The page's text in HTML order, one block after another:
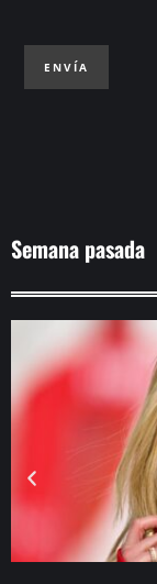
ENVÍA
Semana pasada